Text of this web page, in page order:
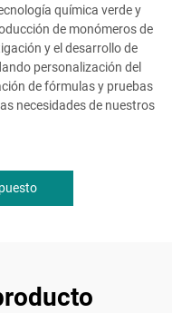
química verde y
de monómeros de
y el desarrollo de
personalización del
de fórmulas y pruebas
necesidades de nuestros